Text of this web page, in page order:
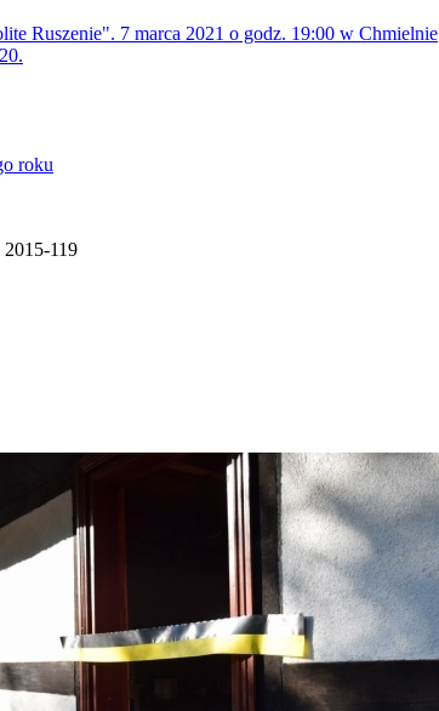
Ruszenie". 7 marca 2021 o godz. 19:00 w Chmielnie
roku
119